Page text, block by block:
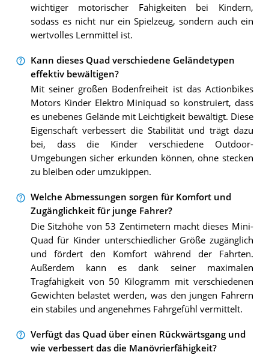
wichtiger motorischer Fähigkeiten bei Kindern,
sodass es nicht nur ein Spielzeug, sondern auch ein
wertvolles Lernmittel ist.
Kann dieses Quad verschiedene Geländetypen
effektiv bewältigen?
Mit seiner großen Bodenfreiheit ist das Actionbikes
Motors Kinder Elektro Miniquad so konstruiert, dass
es unebenes Gelände mit Leichtigkeit bewältigt. Diese
Eigenschaft verbessert die Stabilität und trägt dazu
bei, dass die Kinder verschiedene Outdoor-
Umgebungen sicher erkunden können, ohne stecken
zu bleiben oder umzukippen.
Welche Abmessungen sorgen für Komfort und
Zugänglichkeit für junge Fahrer?
Die Sitzhöhe von 53 Zentimetern macht dieses Mini-
Quad für Kinder unterschiedlicher Größe zugänglich
und fördert den Komfort während der Fahrten.
Außerdem kann es dank seiner maximalen
Tragfähigkeit von 50 Kilogramm mit verschiedenen
Gewichten belastet werden, was den jungen Fahrern
ein stabiles und angenehmes Fahrgefühl vermittelt.
Verfügt das Quad über einen Rückwärtsgang und
wie verbessert das die Manövrierfähigkeit?